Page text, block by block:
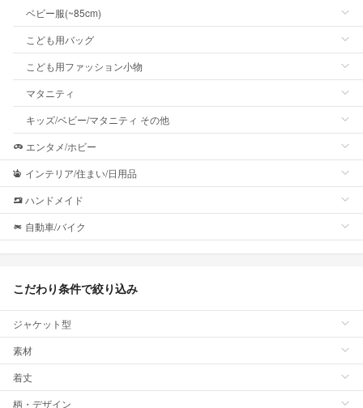
ベビー服(~85cm)
こども用バッグ
こども用ファッション小物
マタニティ
キッズ/ベビー/マタニティ その他
エンタメ/ホビー
インテリア/住まい/日用品
ハンドメイド
自動車/バイク
こだわり条件で絞り込み
ジャケット型
素材
着丈
柄・デザイン